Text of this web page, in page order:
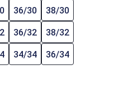
36/30 38/30
36/32 38/32
34/34 36/34